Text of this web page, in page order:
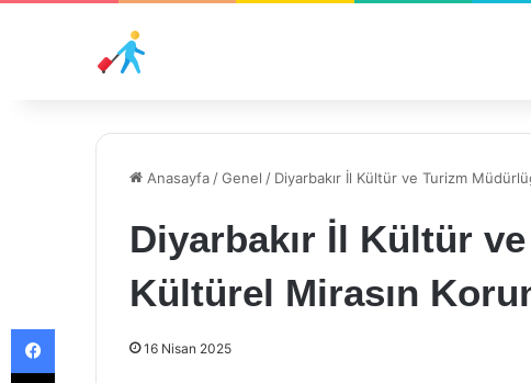
Anasayfa /Genel / Diyarbakır İl Kültür ve Turizm
Diyarbakır İl Kültür
Kültürel Mirasın
16 Nisan 2025
Facebook
X